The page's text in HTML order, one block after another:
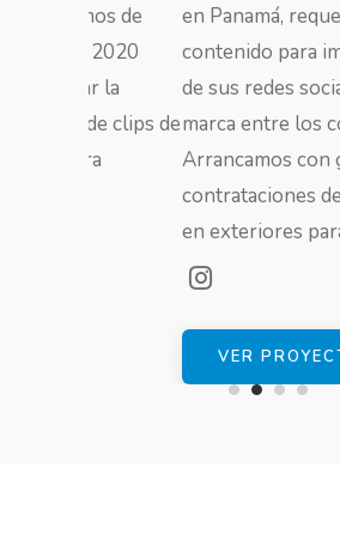
en Panamá, requería de
contenido para impulsar el
de sus redes sociales y de
marca entre los
Arrancamos con
contrataciones de
en exteriores para
VER PROYECTO